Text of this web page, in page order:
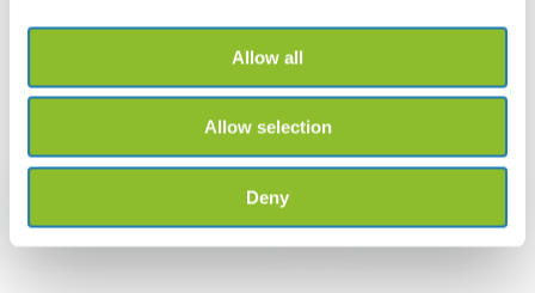
Allow all
Allow selection
Deny
Bleiben Sie über unsere neuesten Produkte und neuesten
Entwicklungen informiert. Abonnieren Sie unseren monatlichen
* Read legal restrictions here